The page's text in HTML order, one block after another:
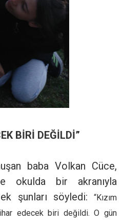
BİRİ DEĞİLDİ”
baba Volkan Cüce,
okulda bir akranıyla
şunları söyledi:
“Kızım
edecek biri değildi. O gün